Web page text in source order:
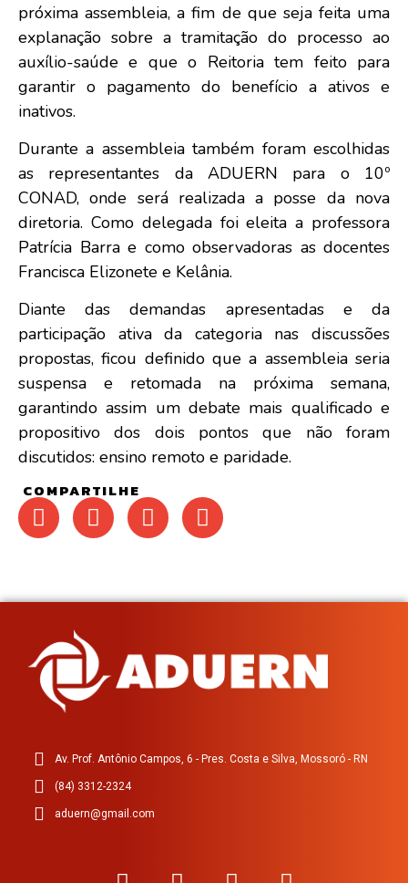
próxima assembleia, a fim de que seja feita uma
explanação sobre a tramitação do processo ao
auxílio-saúde e que o Reitoria tem feito para
garantir o pagamento do benefício a ativos e
inativos.
Durante a assembleia também foram escolhidas
as representantes da ADUERN para o 10º
CONAD, onde será realizada a posse da nova
diretoria. Como delegada foi eleita a professora
Patrícia Barra e como observadoras as docentes
Francisca Elizonete e Kelânia.
Diante das demandas apresentadas e da
participação ativa da categoria nas discussões
propostas, ficou definido que a assembleia seria
suspensa e retomada na próxima semana,
garantindo assim um debate mais qualificado e
propositivo dos dois pontos que não foram
discutidos: ensino remoto e paridade.
COMPARTILHE
Av. Prof. Antônio Campos, 6 - Pres. Costa e Silva, Mossoró - RN
(84) 3312-2324
aduern@gmail.com